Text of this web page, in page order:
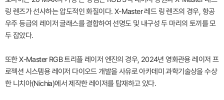
링 렌즈가 선사하는 압도적인 화질이다. X-Master 레드 링 렌즈의 경우, 항공
우주 등급의 레이저 글래스를 결합하여 선명도 및 내구성 두 마리의 토끼를 모
두 잡았다.
또한 X-Master RGB 트리플 레이저 엔진의 경우, 2024년 영화관용 레이저 프
로젝션 시스템용 레이저 다이오드 개발을 사유로 아카데미 과학기술상을 수상
한 니치아(Nichia)에서 제작한 레이저를 탑재하고 있다.